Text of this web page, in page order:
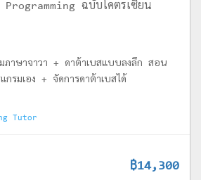
ฉบับโคตรเซียน
มภาษาจาวา + ดาต้าเบสแบบลงลึก สอน
กรมเอง + จัดการดาต้าเบสได้
Tutor
฿14,300